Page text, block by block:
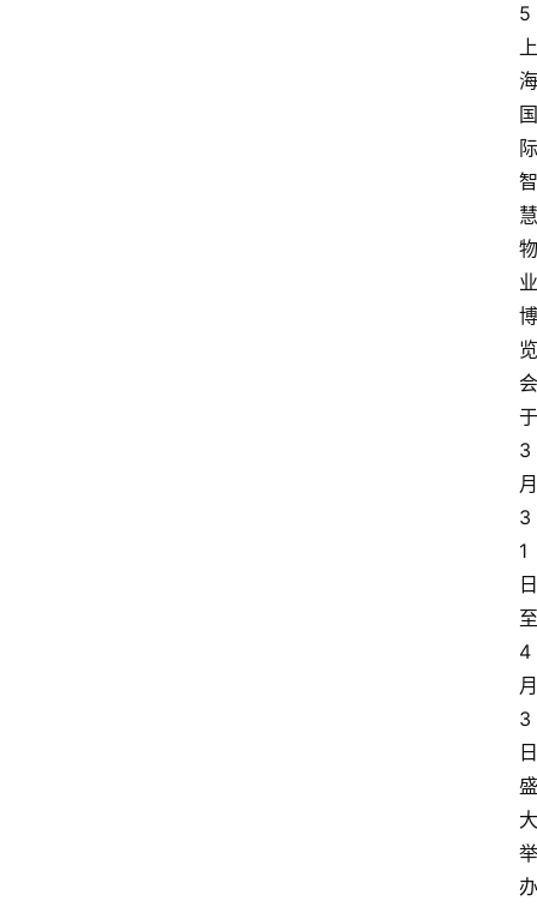
5
上
海
国
际
智
慧
物
业
博
览
会
于
3
月
3
1
日
至
4
月
3
日
盛
大
举
办